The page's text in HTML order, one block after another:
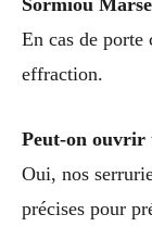
En cas de porte
effraction.
Peut-on ouvrir
Oui, nos
précises pour